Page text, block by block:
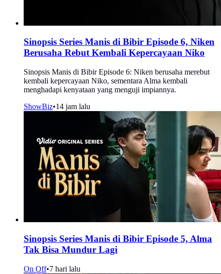
Sinopsis Series Manis di Bibir Episode 6, Niken
Berusaha Rebut Kembali Kepercayaan Niko
Sinopsis Manis di Bibir Episode 6: Niken berusaha merebut
kembali kepercayaan Niko, sementara Alma kembali
menghadapi kenyataan yang menguji impiannya.
ShowBiz•14 jam lalu
Sinopsis Series Manis di Bibir Episode 5, Alma
Tak Bisa Mundur Lagi
On Off•7 hari lalu